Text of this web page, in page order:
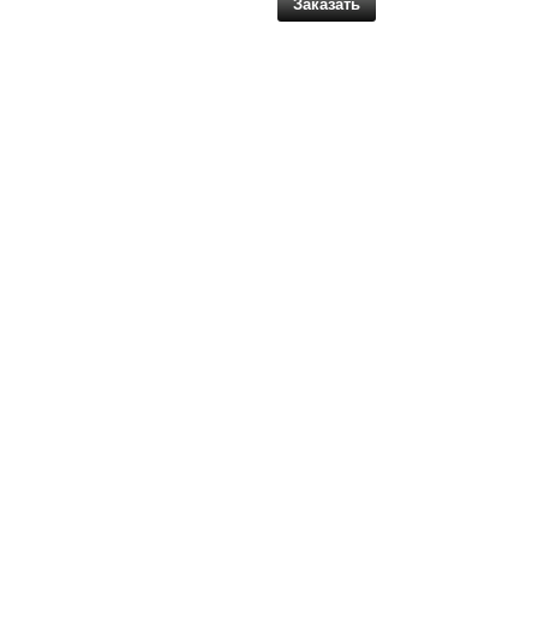
Заказать